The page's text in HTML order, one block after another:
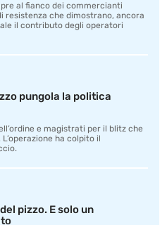
al fianco dei commercianti
resistenza che dimostrano, ancora
il contributo degli operatori
pungola la politica
e magistrati per il blitz che
ha colpito il
pizzo. E solo un